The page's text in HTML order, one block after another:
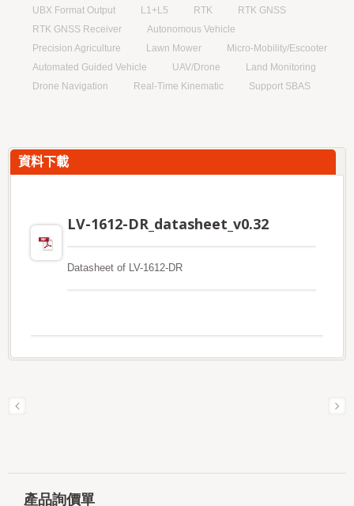
UBX Format Output
L1+L5 RTK
RTK GNSS
RTK GNSS Receiver
Autonomous Vehicle
Precision Agriculture
Lawn Mower
Micro-Mobility/Escooter
Automated Guided Vehicle
UAV/Drone
Land Monitoring
Drone Navigation
Real-Time Kinematic Support SBAS
資料下載
LV-1612-DR_datasheet_v0.32
Datasheet of LV-1612-DR